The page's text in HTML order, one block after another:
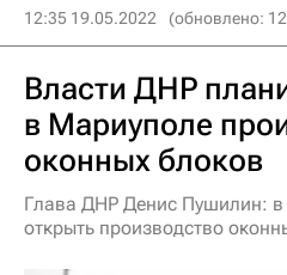
12:35 19.05.2022 (обновлено:
Власти ДНР
в Мариуполе
оконных блоков
Глава ДНР Денис Пушилин: в
открыть производство